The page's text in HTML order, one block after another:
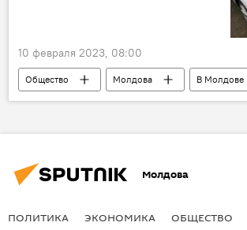
10 февраля 2023, 08:00
Общество Молдова
В Молдове
автомобильные номера
номерные знаки
Молдова
ПОЛИТИКА ЭКОНОМИКА ОБЩЕСТВО